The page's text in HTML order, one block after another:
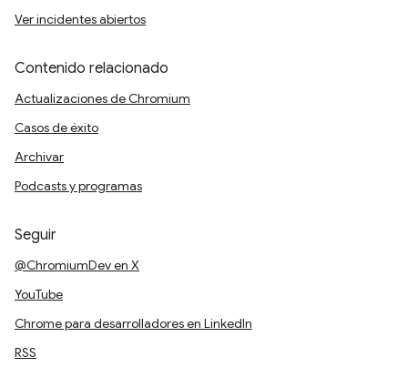
Ver incidentes abiertos
Contenido relacionado
Actualizaciones de Chromium
Casos de éxito
Archivar
Podcasts y programas
Seguir
@ChromiumDev en X
YouTube
Chrome para desarrolladores en LinkedIn
RSS